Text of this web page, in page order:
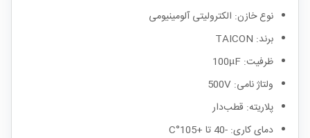
نوع خازن: الکترولیتی آلومینیومی
برند: TAICON
ظرفیت: 100µF
ولتاژ نامی: 500V
پلاریته: قطب‌دار
دمای کاری: -40 تا +105°C